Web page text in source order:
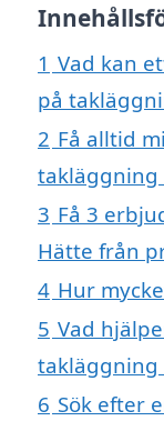
1 Vad kan
på
2 Få alltid
takläggning
3 Få 3
Hätte från
4 Hur
5 Vad
takläggning
6 Sök efter